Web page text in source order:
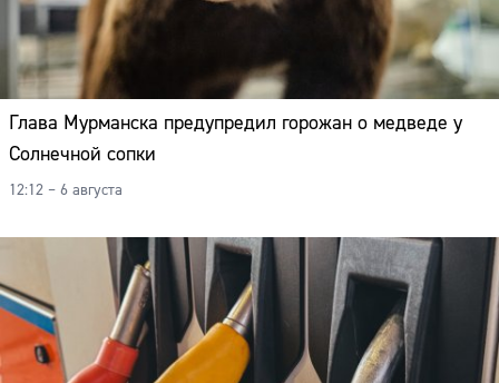
Глава Мурманска предупредил горожан о медведе у
Солнечной сопки
12:12 – 6 августа